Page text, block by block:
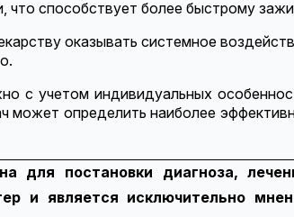
способствует более быстрому
оказывать системное
с учетом индивидуальных
определить наиболее
для постановки диагноза,
и является исключительно